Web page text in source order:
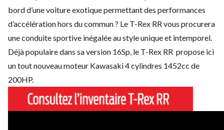
bord d’une voiture exotique permettant des performances
d’accélération hors du commun ? Le T-Rex RR vous procurera
une conduite sportive inégalée au style unique et intemporel.
Déjà populaire dans sa version 16Sp, le T-Rex RR propose ici
un tout nouveau moteur Kawasaki 4 cylindres 1452cc de
200HP.